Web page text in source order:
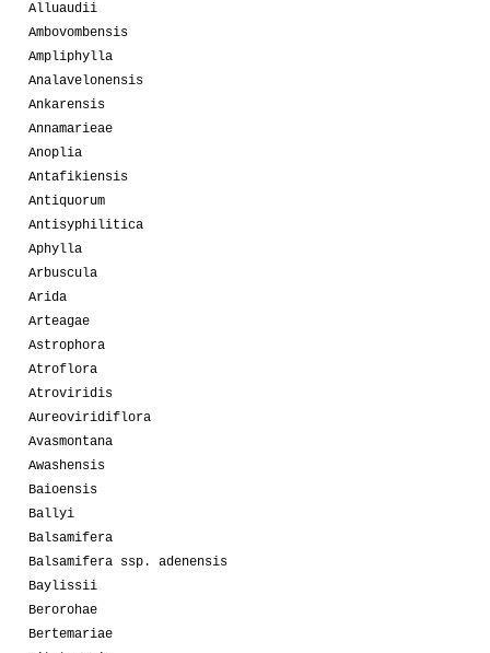
Alluaudii
Ambovombensis
Ampliphylla
Analavelonensis
Ankarensis
Annamarieae
Anoplia
Antafikiensis
Antiquorum
Antisyphilitica
Aphylla
Arbuscula
Arida
Arteagae
Astrophora
Atroflora
Atroviridis
Aureoviridiflora
Avasmontana
Awashensis
Baioensis
Ballyi
Balsamifera
Balsamifera ssp. adenensis
Baylissii
Berorohae
Bertemariae